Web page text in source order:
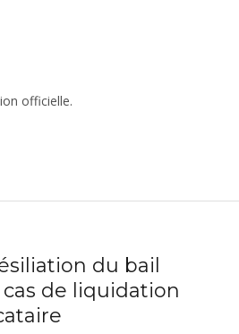
officielle.
du bail
de liquidation